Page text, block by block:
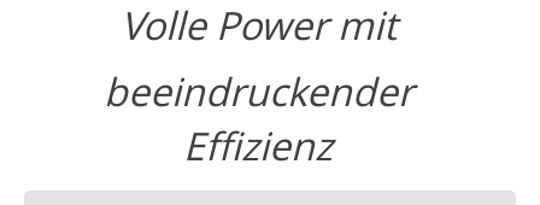
Volle Power mit
beeindruckender
Effizienz